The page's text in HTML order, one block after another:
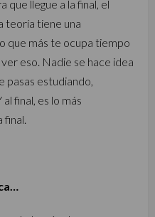
que llegue a la final, el
teoría tiene una
que más te ocupa tiempo
eso. Nadie se hace idea
pasas estudiando,
final, es lo más